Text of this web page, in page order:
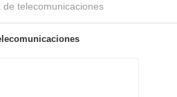
de telecomunicaciones